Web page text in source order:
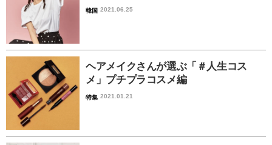
韓国 2021.06.25
ヘアメイクさんが選ぶ「＃人生コス
メ」プチプラコスメ編
特集 2021.01.21